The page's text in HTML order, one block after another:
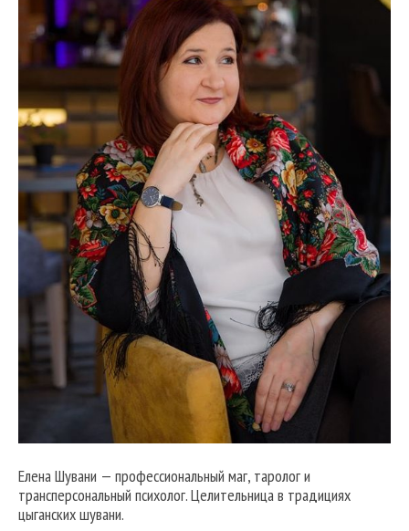
Елена Шувани — профессиональный маг, таролог и
трансперсональный психолог. Целительница в традициях
цыганских шувани.